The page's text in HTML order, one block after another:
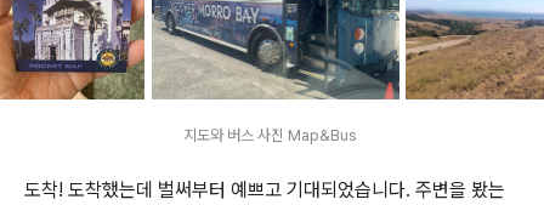
지도와 버스 사진 Map&Bus
도착! 도착했는데 벌써부터 예쁘고 기대되었습니다. 주변을 봤는